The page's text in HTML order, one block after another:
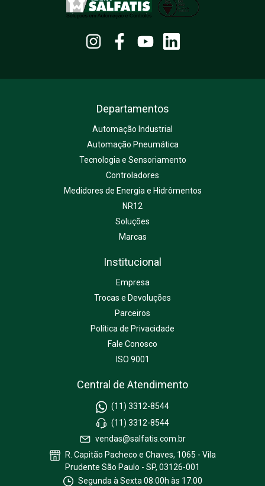
Departamentos
Automação Industrial
Automação Pneumática
Tecnologia e Sensoriamento
Controladores
Medidores de Energia e Hidrômentos
NR12
Soluções
Marcas
Institucional
Empresa
Trocas e Devoluções
Parceiros
Política de Privacidade
Fale Conosco
ISO 9001
Central de Atendimento
(11) 3312-8544
(11) 3312-8544
vendas@salfatis.com.br
R. Capitão Pacheco e Chaves, 1065 - Vila
Prudente São Paulo - SP, 03126-001
Segunda à Sexta 08:00h às 17:00